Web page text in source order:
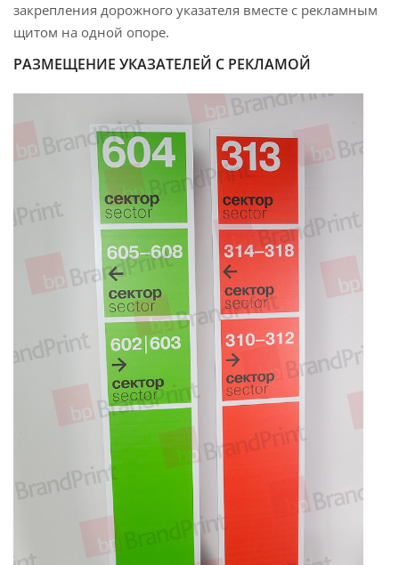
закрепления дорожного указателя вместе с рекламным
щитом на одной опоре.
РАЗМЕЩЕНИЕ УКАЗАТЕЛЕЙ С РЕКЛАМОЙ